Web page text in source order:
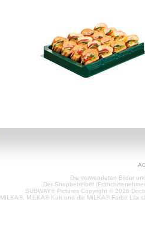
Die verwendeten Bilder
Der Shopbetreiber
SUBWAY® Pictures Copyright © 2026
MILKA®, MILKA® Kuh und die MILKA® Farbe Lila